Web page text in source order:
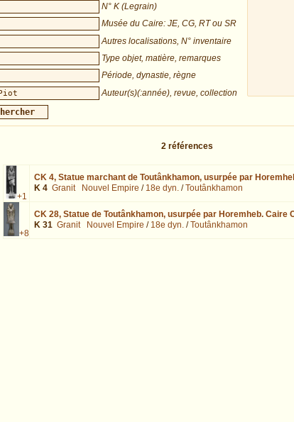
N° K (Legrain)
Musée du Caire: JE, CG, RT ou SR
Autres localisations, N° inventaire
Type objet, matière, remarques
Période, dynastie, règne
Auteur(s)(:année), revue, collection
2 références
+1
CK 4, Statue marchant de Toutânkhamon, usurpée par
K 4 Granit Nouvel Empire / 18e dyn. /Toutânkhamon
+8
CK 28, Statue de Toutânkhamon, usurpée par Horemheb. Caire
K 31 Granit Nouvel Empire / 18e dyn. /Toutânkhamon